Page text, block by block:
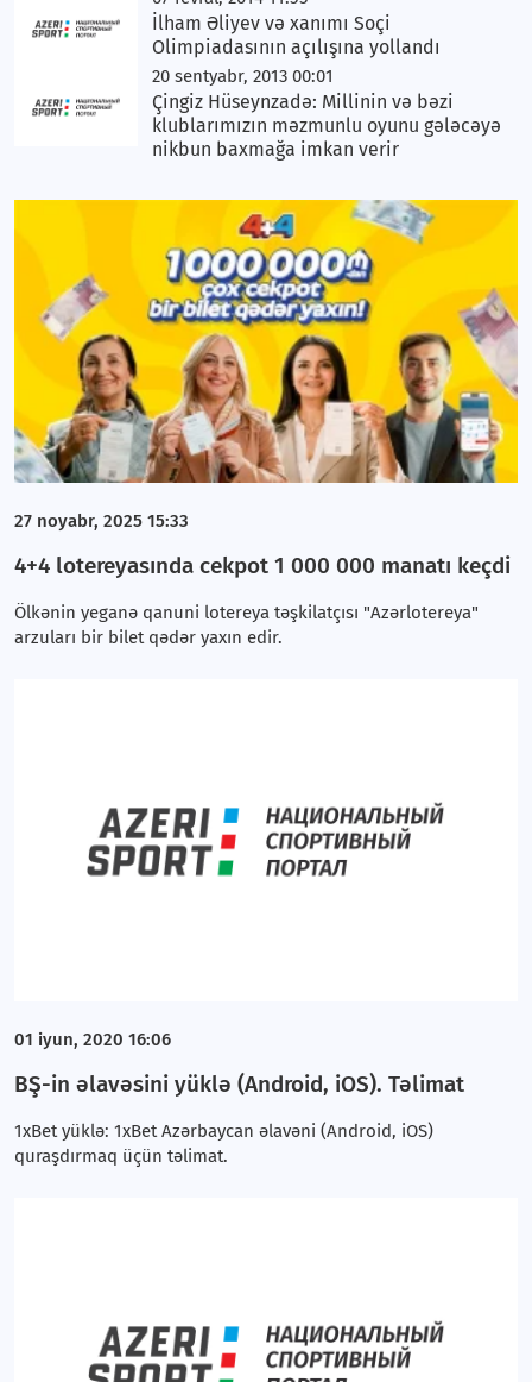
İlham Əliyev və xanımı Soçi
Olimpiadasının açılışına yollandı
20 sentyabr, 2013 00:01
Çingiz Hüseynzadə: Millinin və bəzi
klublarımızın məzmunlu oyunu gələcəyə
nikbun baxmağa imkan verir
27 noyabr, 2025 15:33
4+4 lotereyasında cekpot 1 000 000 manatı keçdi
Ölkənin yeganə qanuni lotereya təşkilatçısı "Azərlotereya"
arzuları bir bilet qədər yaxın edir.
01 iyun, 2020 16:06
BŞ-in əlavəsini yüklə (Android, iOS). Təlimat
1xBet yüklə: 1xBet Azərbaycan əlavəni (Android, iOS)
quraşdırmaq üçün təlimat.